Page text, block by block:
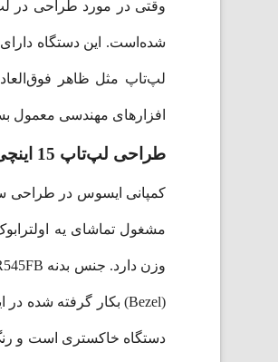
لپ‌تاپ مثل ظاهر
افزار‌های مهندسی معمول
طراحی لپ‌تاپ 15 اینچی ایسوس R545FB-BQ031